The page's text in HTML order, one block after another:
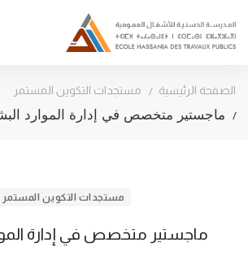
الصفحة الرئيسية مستجدات التكوين المستمر
ماجستير متخصص في إدارة الموارد
مستجدات التكوين المستمر
ماجستير متخصص في إدارة